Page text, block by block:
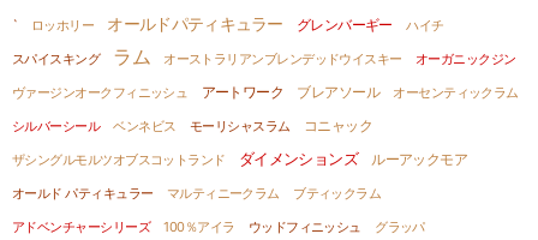
`
ロッホリー オールドパティキュラー グレンバーギー
ハイチ
スパイスキング
ラム オーストラリアンブレンデッドウイスキー
オーガニックジン
ヴァージンオークフィニッシュ
アートワーク ブレアソール
オーセンティックラム
シルバーシール
ベンネビス モーリシャスラム コニャック
ザシングルモルツオブスコットランド ダイメンションズ ルーアックモア
オールド パティキュラー マルティニークラム
ブティックラム
アドベンチャーシリーズ
100％アイラ ウッドフィニッシュ グラッパ